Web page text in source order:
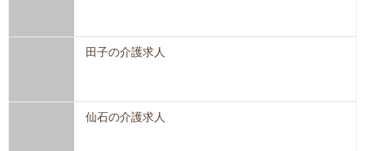
田子の介護求人
仙石の介護求人